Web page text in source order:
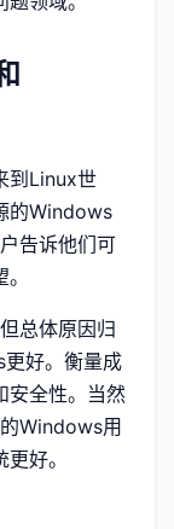
到Linux世
的Windows
告诉他们可
总体原因归
好。衡量成
安全性。当然
Windows用
好。